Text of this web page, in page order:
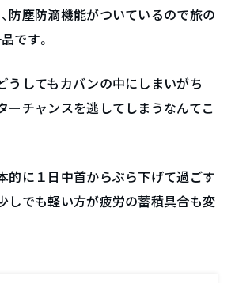
防塵防滴機能がついているので旅の
です。
うしてもカバンの中にしまいがち
ーチャンスを逃してしまうなんてこ
的に１日中首からぶら下げて過ごす
しでも軽い方が疲労の蓄積具合も変